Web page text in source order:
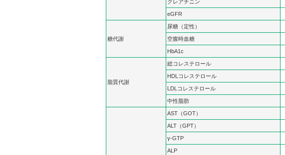
クレアチニン
eGFR
糖代謝
尿糖（定性）
空腹時血糖
HbA1c
脂質代謝
総コレステロール
HDLコレステロール
LDLコレステロール
中性脂肪
AST（GOT）
ALT（GPT）
γ‐GTP
ALP